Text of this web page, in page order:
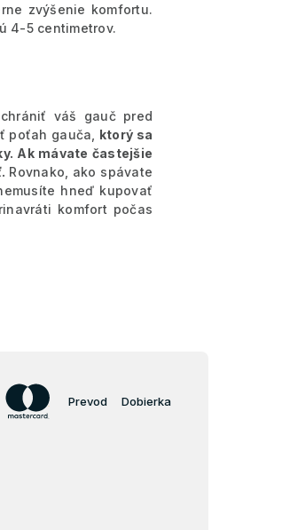
zvýšenie komfortu.
4-5 centimetrov.
váš gauč pred
poťah gauča, ktorý sa
Ak mávate častejšie
Rovnako, ako spávate
hneď kupovať
komfort počas
Prevod Dobierka